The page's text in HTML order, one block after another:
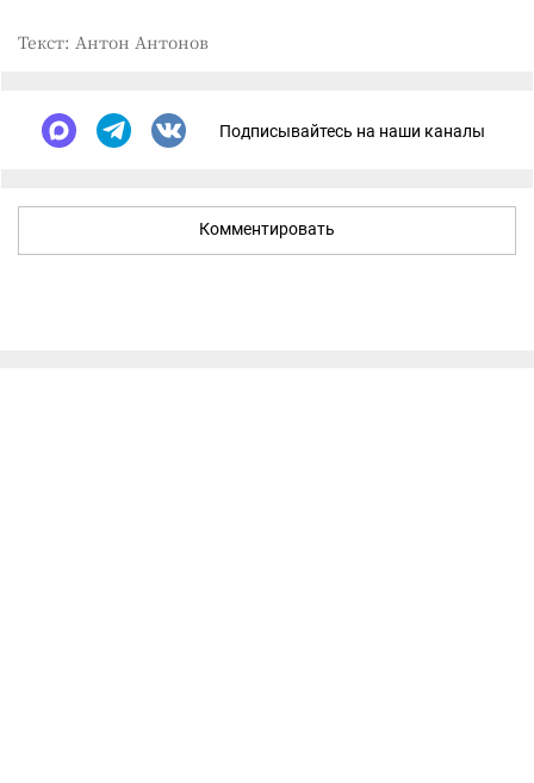
Текст: Антон Антонов
Подписывайтесь на наши каналы
Комментировать